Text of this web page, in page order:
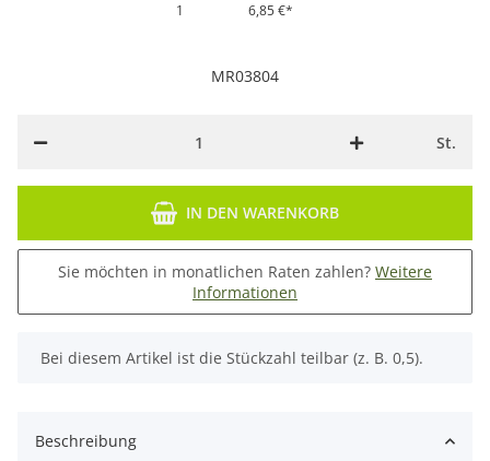
1
6,85 €*
MR03804
St.
IN DEN WARENKORB
Sie möchten in monatlichen Raten zahlen? Weitere
Informationen
x
Bei diesem Artikel ist die Stückzahl teilbar (z. B. 0,5).
Beschreibung